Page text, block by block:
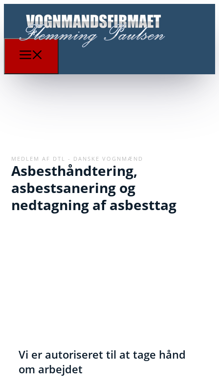
MEDLEM AF DTL - DANSKE VOGNMÆND
Asbesthåndtering,
asbestsanering og
nedtagning af asbesttag
Vi er autoriseret til at tage hånd
om arbejdet